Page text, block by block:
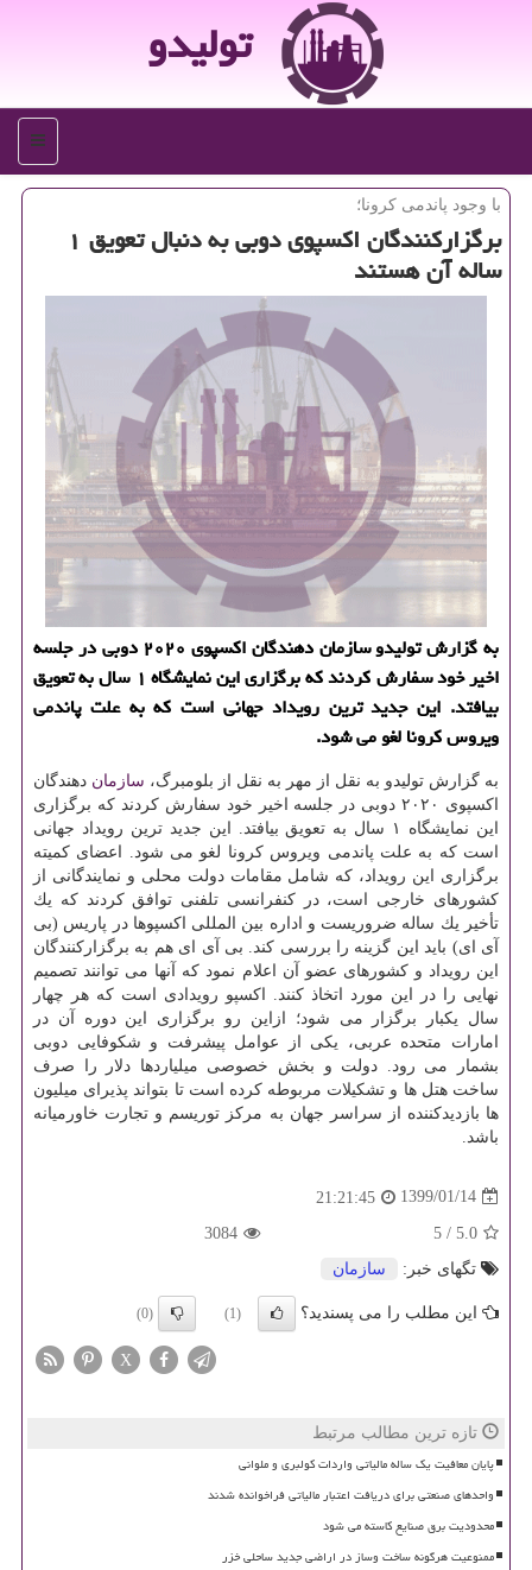
تولیدو
منو
با وجود پاندمی كرونا؛
برگزاركنندگان اكسپوی دوبی به دنبال تعویق ۱
ساله آن هستند
به گزارش تولیدو سازمان دهندگان اكسپوی ۲۰۲۰ دوبی در جلسه
اخیر خود سفارش كردند كه برگزاری این نمایشگاه ۱ سال به تعویق
بیافتد. این جدید ترین رویداد جهانی است كه به علت پاندمی
ویروس كرونا لغو می شود.
به گزارش تولیدو به نقل از مهر به نقل از بلومبرگ، سازمان دهندگان
اكسپوی ۲۰۲۰ دوبی در جلسه اخیر خود سفارش كردند كه برگزاری
این نمایشگاه ۱ سال به تعویق بیافتد. این جدید ترین رویداد جهانی
است كه به علت پاندمی ویروس كرونا لغو می شود. اعضای كمیته
برگزاری این رویداد، كه شامل مقامات دولت محلی و نمایندگانی از
كشورهای خارجی است، در كنفرانسی تلفنی توافق كردند كه یك
تأخیر یك ساله ضروریست و اداره بین المللی اكسپوها در پاریس (بی
آی ای) باید این گزینه را بررسی كند. بی آی ای هم به برگزاركنندگان
این رویداد و كشورهای عضو آن اعلام نمود كه آنها می توانند تصمیم
نهایی را در این مورد اتخاذ كنند. اكسپو رویدادی است كه هر چهار
سال یكبار برگزار می شود؛ ازاین رو برگزاری این دوره آن در
امارات متحده عربی، یكی از عوامل پیشرفت و شكوفایی دوبی
بشمار می رود. دولت و بخش خصوصی میلیاردها دلار را صرف
ساخت هتل ها و تشكیلات مربوطه كرده است تا بتواند پذیرای میلیون
ها بازدیدكننده از سراسر جهان به مركز توریسم و تجارت خاورمیانه
باشد.
1399/01/14
21:21:45
5.0
/
5
3084
تگهای خبر:
سازمان
این مطلب را می پسندید؟ (1)
(0)
X
تازه ترین مطالب مرتبط
پایان معافیت یک ساله مالیاتی واردات کولبری و ملوانی
واحدهای صنعتی برای دریافت اعتبار مالیاتی فراخوانده شدند
محدودیت برق صنایع کاسته می شود
ممنوعیت هرگونه ساخت وساز در اراضی جدید ساحلی خزر